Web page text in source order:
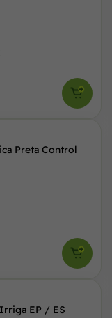
Preta Control
EP / ES